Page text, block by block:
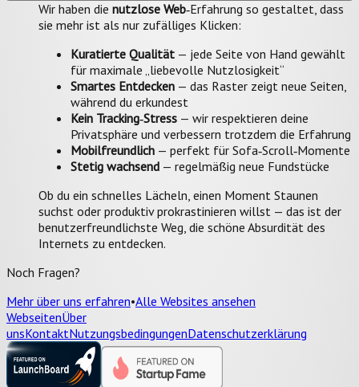
Wir haben die nutzlose Web‑Erfahrung so gestaltet, dass
sie mehr ist als nur zufälliges Klicken:
Kuratierte Qualität — jede Seite von Hand gewählt
für maximale „liebevolle Nutzlosigkeit“
Smartes Entdecken — das Raster zeigt neue Seiten,
während du erkundest
Kein Tracking‑Stress — wir respektieren deine
Privatsphäre und verbessern trotzdem die Erfahrung
Mobilfreundlich — perfekt für Sofa‑Scroll‑Momente
Stetig wachsend — regelmäßig neue Fundstücke
Ob du ein schnelles Lächeln, einen Moment Staunen
suchst oder produktiv prokrastinieren willst — das ist der
benutzerfreundlichste Weg, die schöne Absurdität des
Internets zu entdecken.
Noch Fragen?
Mehr über uns erfahren•Alle Websites ansehen
WebseitenÜber
unsKontaktNutzungsbedingungenDatenschutzerklärung